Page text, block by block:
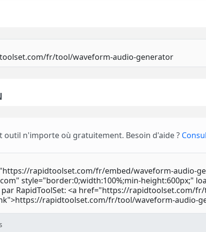
outil n'importe où gratuitement. Besoin d'aide ?